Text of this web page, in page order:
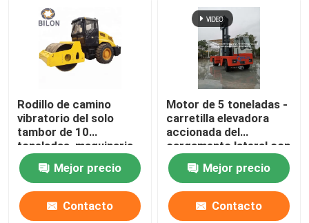
Máquinas del barrendero de la nieve
rafadoras de subterráneo
Motor eléctrico de corriente alterna
Rodillo de camino
vibratorio del solo
tambor de 10
toneladas, maquinaria
de construcción de
ChinaRoad del
compresor
Mejor precio
Contacto
Motor de 5 toneladas -
carretilla elevadora
accionada del
cargamento lateral con
el motor de 85KW
ISUZU Mejor precio
Contacto